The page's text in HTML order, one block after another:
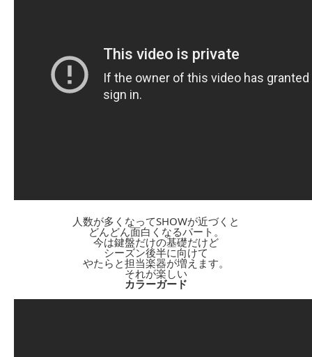
人数が多くなってSHOWが近づくと
どんどん面白くなるパート。
今は鍵盤だけの基礎だけど
シーズン後半に向けて
やたらと担当楽器が増えます。
それが楽しい
カラーガード